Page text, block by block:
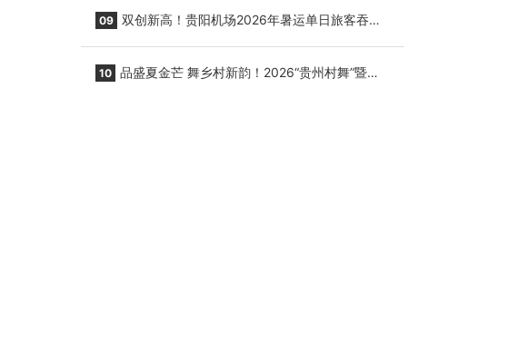
09 双创新高！贵阳机场2026年暑运单日旅客吞吐
10 品盛夏金芒 舞乡村新韵！2026“贵州村舞”暨望